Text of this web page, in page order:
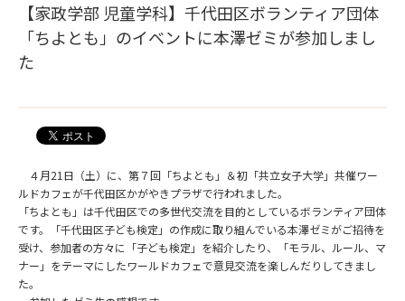
【家政学部 児童学科】千代田区ボランティア団体
「ちよとも」のイベントに本澤ゼミが参加しまし
た
４月21日（土）に、第７回「ちよとも」＆初「共立女子大学」共催ワー
ルドカフェが千代田区かがやきプラザで行われました。
「ちよとも」は千代田区での多世代交流を目的としているボランティア団体
です。「千代田区子ども検定」の作成に取り組んでいる本澤ゼミがご招待を
受け、参加者の方々に「子ども検定」を紹介したり、「モラル、ルール、マ
ナー」をテーマにしたワールドカフェで意見交流を楽しんだりしてきまし
た。